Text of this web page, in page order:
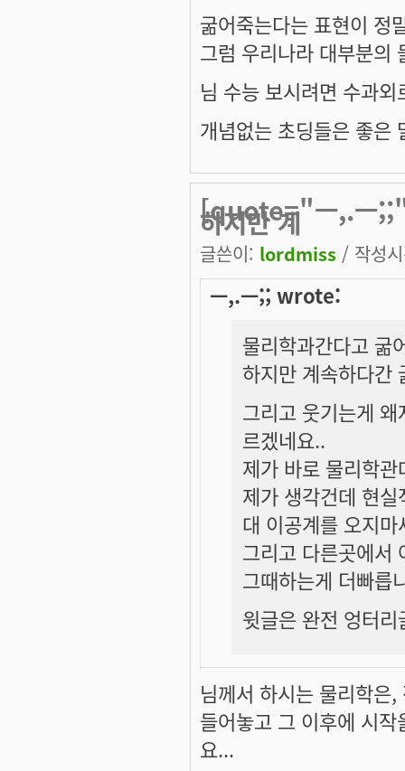
굶어죽는다는 표현이 정
그럼 우리나라 대부분의
님 수능 보시려면 수과외
개념없는 초딩들은 좋은
[quote="ㅡ,.ㅡ;;"]
하지만 계
글쓴이: lordmiss / 작성
ㅡ,.ㅡ;; wrote:
물리학과간다고 굶
하지만 계속하다간
그리고 웃기는게
르겠네요..
제가 바로 물리학관
제가 생각건데 현
대 이공계를 오지마
그리고 다른곳에서
그때하는게 더빠릅
윗글은 완전 엉터
님께서 하시는 물리학은
들어놓고 그 이후에 시
요...